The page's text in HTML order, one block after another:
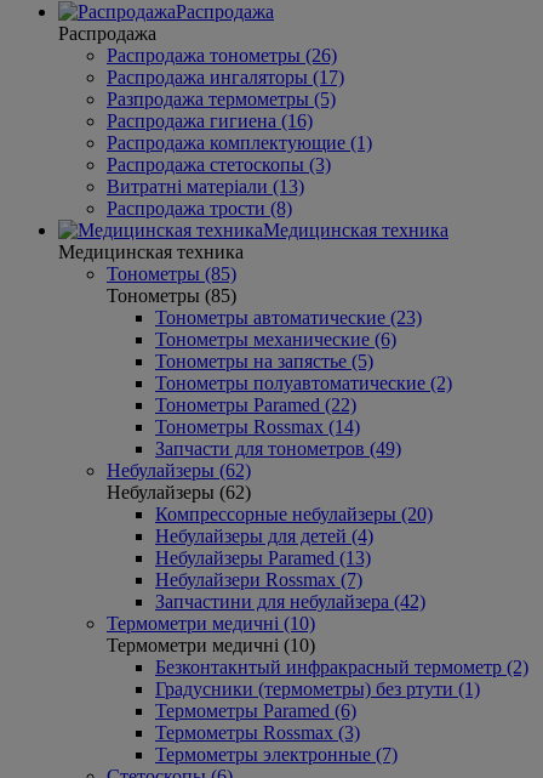
Распродажа
Распродажа
Распродажа тонометры (26)
Распродажа ингаляторы (17)
Разпродажа термометры (5)
Распродажа гигиена (16)
Распродажа комплектующие (1)
Распродажа стетоскопы (3)
Витратні матеріали (13)
Распродажа трости (8)
Медицинская техника
Медицинская техника
Тонометры (85)
Тонометры (85)
Тонометры автоматические (23)
Тонометры механические (6)
Тонометры на запястье (5)
Тонометры полуавтоматические (2)
Тонометры Paramed (22)
Тонометры Rossmax (14)
Запчасти для тонометров (49)
Небулайзеры (62)
Небулайзеры (62)
Компрессорные небулайзеры (20)
Небулайзеры для детей (4)
Небулайзеры Paramed (13)
Небулайзери Rossmax (7)
Запчастини для небулайзера (42)
Термометри медичні (10)
Термометри медичні (10)
Безконтакнтый инфракрасный термометр (2)
Градусники (термометры) без ртути (1)
Термометры Paramed (6)
Термометры Rossmax (3)
Термометры электронные (7)